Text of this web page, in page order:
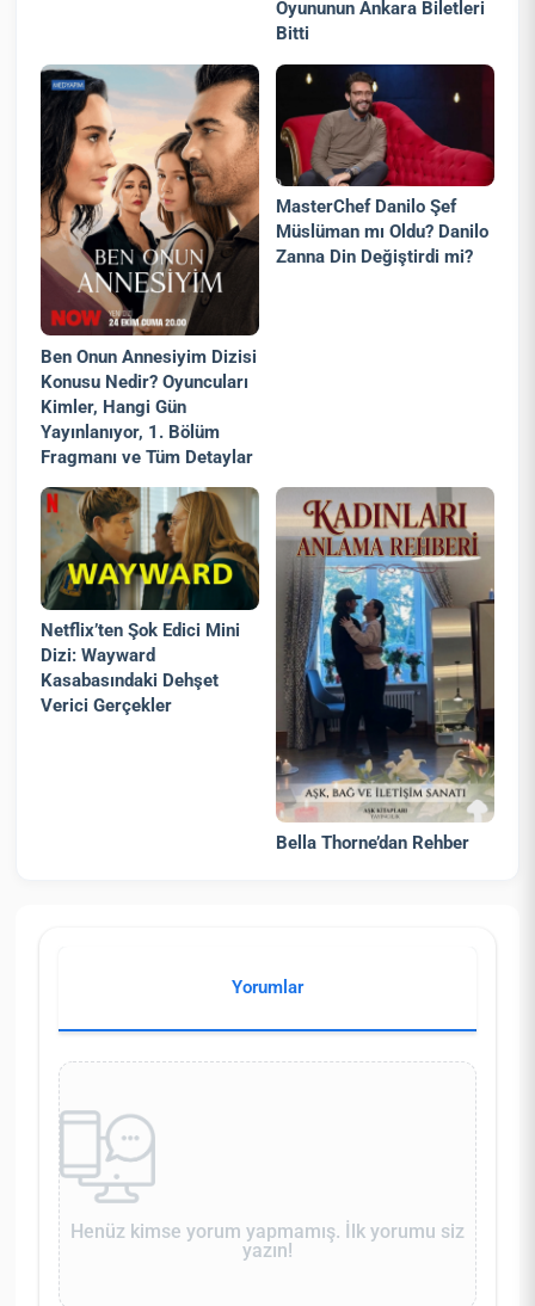
Oyununun Ankara Biletleri
Bitti
Ben Onun Annesiyim Dizisi
Konusu Nedir? Oyuncuları
Kimler, Hangi Gün
Yayınlanıyor, 1. Bölüm
Fragmanı ve Tüm Detaylar
MasterChef Danilo Şef
Müslüman mı Oldu? Danilo
Zanna Din Değiştirdi mi?
Netflix’ten Şok Edici Mini
Dizi: Wayward
Kasabasındaki Dehşet
Verici Gerçekler
Bella Thorne’dan Rehber
Yorumlar
Henüz kimse yorum yapmamış. İlk yorumu siz
yazın!